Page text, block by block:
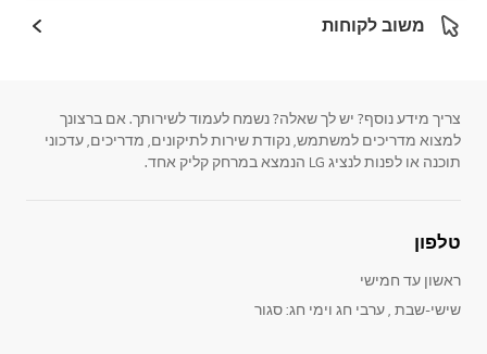
משוב לקוחות
צריך מידע נוסף? יש לך שאלה? נשמח לעמוד לשירותך. אם ברצונך
למצוא מדריכים למשתמש, נקודת שירות לתיקונים, מדריכים, עדכוני
תוכנה או לפנות לנציג LG הנמצא במרחק קליק אחד.
טלפון
ראשון עד חמישי
שישי-שבת , ערבי חג וימי חג: סגור